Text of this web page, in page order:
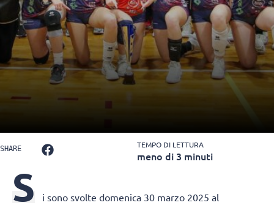
SHARE TEMPO DI LETTURA
meno di 3 minuti
S
i sono svolte domenica 30 marzo 2025 al